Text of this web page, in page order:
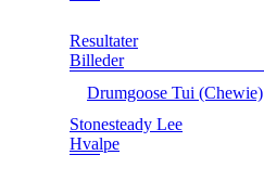
Resultater
Billeder
Drumgoose Tui (Chewie)
Stonesteady Lee
Hvalpe